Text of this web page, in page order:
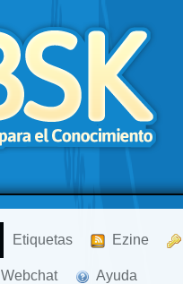
Etiquetas Ezine
Webchat Ayuda